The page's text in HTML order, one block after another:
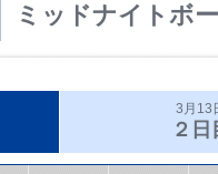
ミッドナイトボ
3月13
２日